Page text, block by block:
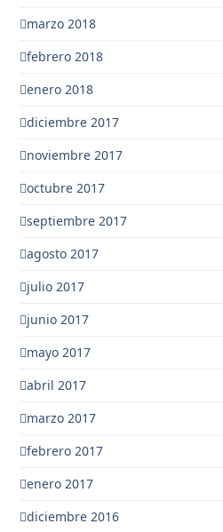
marzo 2018
febrero 2018
enero 2018
diciembre 2017
noviembre 2017
octubre 2017
septiembre 2017
agosto 2017
julio 2017
junio 2017
mayo 2017
abril 2017
marzo 2017
febrero 2017
enero 2017
diciembre 2016